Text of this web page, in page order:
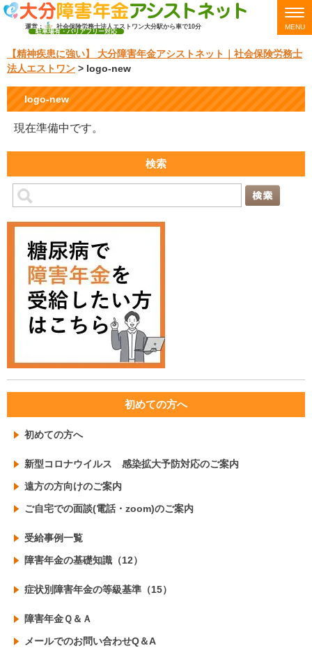
運営： 社会保険労務士法人エストワン大分駅から車で10分
駐車場有・バリアフリー対応
MENU
【精神疾患に強い】 大分障害年金アシストネット｜社会保険労務士
法人エストワン > logo-new
logo-new
現在準備中です。
検索
初めての方へ
初めての方へ
新型コロナウイルス 感染拡大予防対応のご案内
遠方の方向けのご案内
ご自宅での面談(電話・zoom)のご案内
受給事例一覧
障害年金の基礎知識（12）
症状別障害年金の等級基準（15）
障害年金Ｑ＆Ａ
メールでのお問い合わせQ＆A